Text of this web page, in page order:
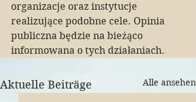
organizacje oraz instytucje
realizujące podobne cele. Opinia
publiczna będzie na bieżąco
informowana o tych działaniach.
Aktuelle Beiträge Alle ansehen